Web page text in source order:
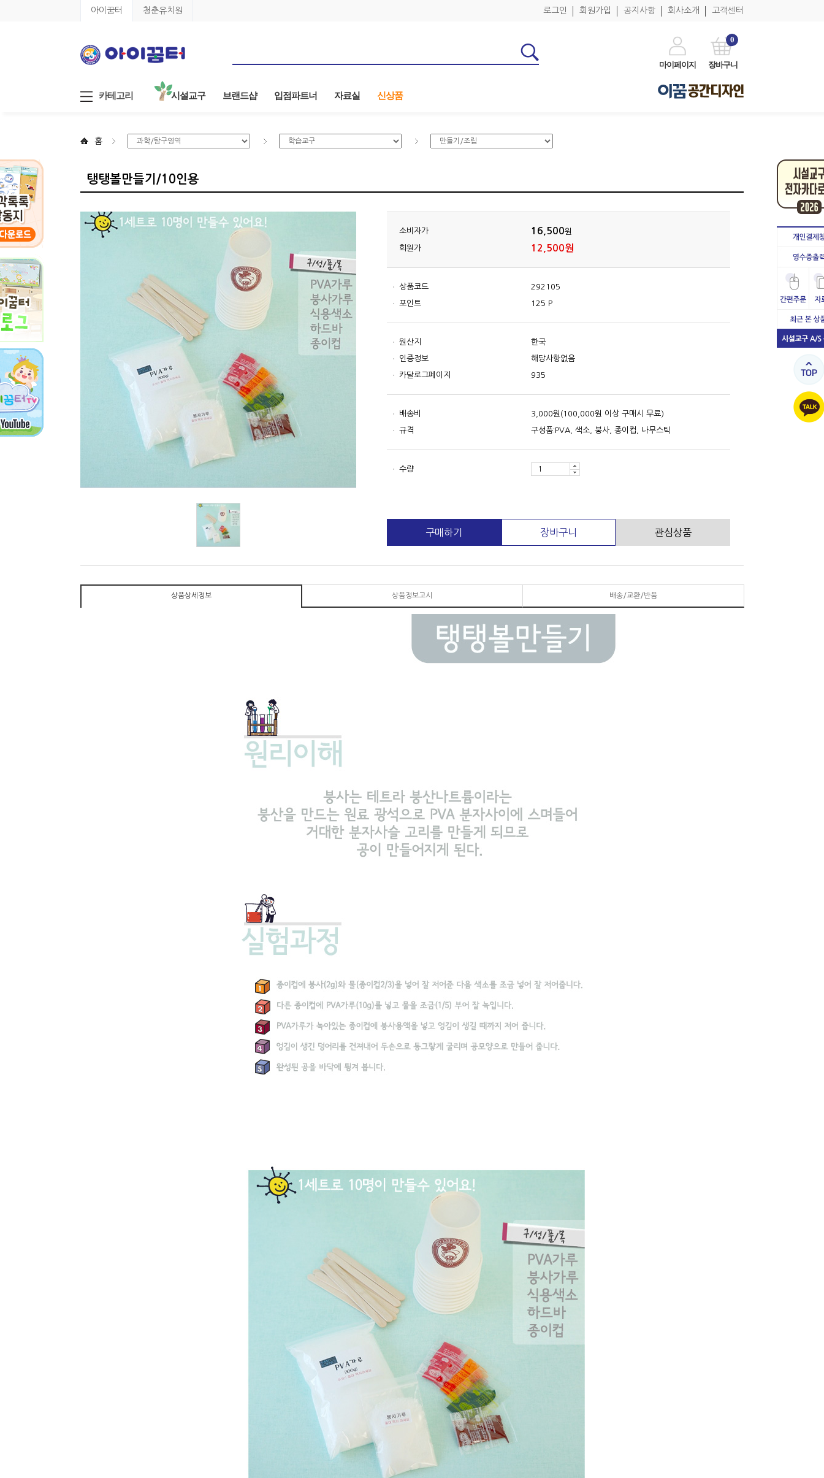
아이꿈터 청춘유치원 로그인 회원가입 공지사항 회사소개 고객센터
마이페이지
0
장바구니
카테고리 시설교구 브랜드샵 입점파트너 자료실 신상품
홈
탱탱볼만들기/10인용
소비자가 16,500원
회원가 12,500원
상품코드 292105
포인트 125 P
원산지 한국
인증정보 해당사항없음
카달로그페이지 935
배송비 3,000원(100,000원 이상 구매시 무료)
규격 구성품:PVA, 색소, 붕사, 종이컵, 나무스틱
수량
구매하기 장바구니 관심상품
상품상세정보 상품정보고시 배송/교환/반품